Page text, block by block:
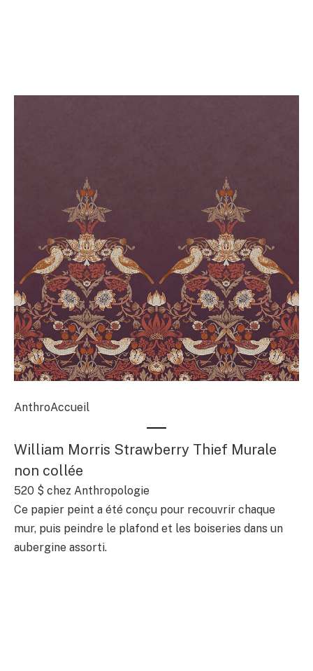
AnthroAccueil
William Morris Strawberry Thief Murale
non collée
520 $ chez Anthropologie
Ce papier peint a été conçu pour recouvrir chaque
mur, puis peindre le plafond et les boiseries dans un
aubergine assorti.